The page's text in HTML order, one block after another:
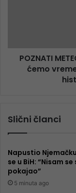
POZNATI
ćemo
Slični članci
Napustio
se u BiH: “Nisam
pokajao”
5 minuta ago